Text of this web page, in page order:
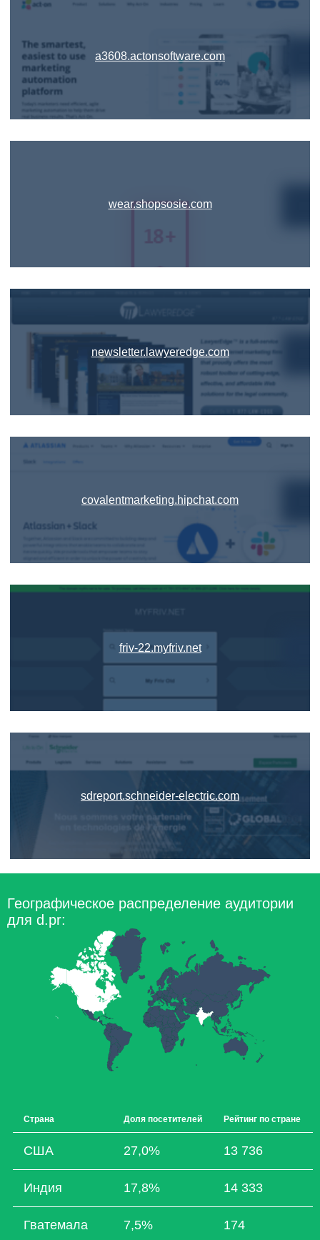
a3608.actonsoftware.com
wear.shopsosie.com
newsletter.lawyeredge.com
covalentmarketing.hipchat.com
friv-22.myfriv.net
sdreport.schneider-electric.com
Географическое распределение аудитории
для d.pr:
Страна Доля посетителей Рейтинг по стране
США 27,0% 13 736
Индия 17,8% 14 333
Гватемала 7,5% 174